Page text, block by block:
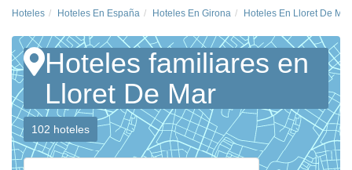
Hoteles Hoteles En España Hoteles En Girona Hoteles En Lloret De Mar
Hoteles familiares en
Lloret De Mar
102 hoteles